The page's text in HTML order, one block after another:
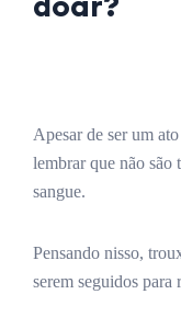
Apesar de ser um
lembrar que não são
sangue.
Pensando nisso,
serem seguidos para